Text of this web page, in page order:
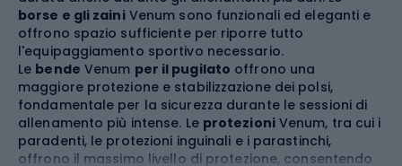
borse e gli zainiVenum sono funzionali ed eleganti e
offrono spazio sufficiente per riporre tutto
l'equipaggiamento sportivo necessario.
Le bende Venum per il pugilato offrono una
maggiore protezione e stabilizzazione dei polsi,
fondamentale per la sicurezza durante le sessioni di
allenamento più intense. Le protezioniVenum, tra cui i
paradenti, le protezioni inguinali e i parastinchi,
offrono il massimo livello di protezione, consentendo